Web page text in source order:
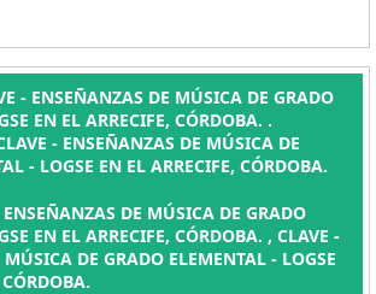
- ENSEÑANZAS DE MÚSICA DE GRADO
EN EL ARRECIFE, CÓRDOBA. .
- ENSEÑANZAS DE MÚSICA DE
- LOGSE EN EL ARRECIFE, CÓRDOBA.
DE MÚSICA DE GRADO
EN EL ARRECIFE, CÓRDOBA. , CLAVE -
DE GRADO ELEMENTAL - LOGSE